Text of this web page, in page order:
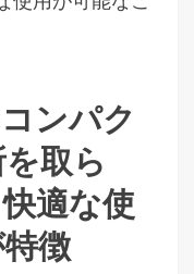
ンパク
取ら
適な使
徴